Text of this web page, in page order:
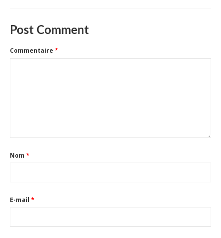
Post Comment
Commentaire *
Nom *
E-mail *